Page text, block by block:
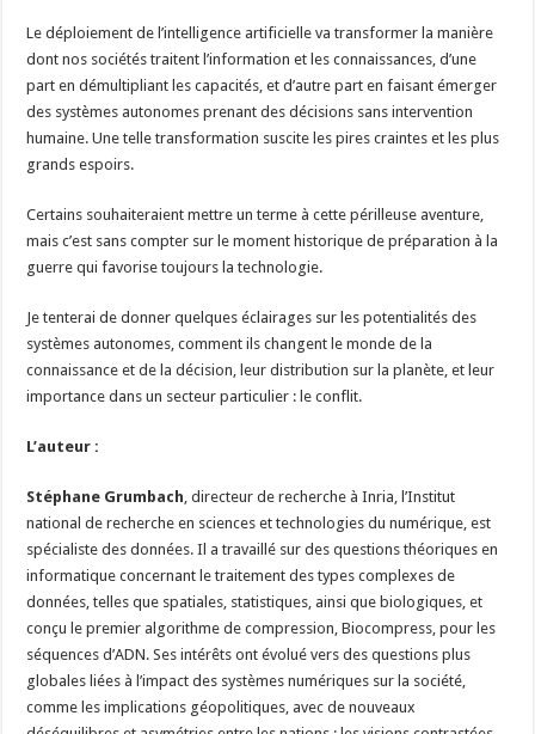
Le déploiement de l’intelligence artificielle va transformer la manière
dont nos sociétés traitent l’information et les connaissances, d’une
part en démultipliant les capacités, et d’autre part en faisant émerger
des systèmes autonomes prenant des décisions sans intervention
humaine. Une telle transformation suscite les pires craintes et les plus
grands espoirs.
Certains souhaiteraient mettre un terme à cette périlleuse aventure,
mais c’est sans compter sur le moment historique de préparation à la
guerre qui favorise toujours la technologie.
Je tenterai de donner quelques éclairages sur les potentialités des
systèmes autonomes, comment ils changent le monde de la
connaissance et de la décision, leur distribution sur la planète, et leur
importance dans un secteur particulier : le conflit.
L’auteur :
Stéphane Grumbach, directeur de recherche à Inria, l’Institut
national de recherche en sciences et technologies du numérique, est
spécialiste des données. Il a travaillé sur des questions théoriques en
informatique concernant le traitement des types complexes de
données, telles que spatiales, statistiques, ainsi que biologiques, et
conçu le premier algorithme de compression, Biocompress, pour les
séquences d’ADN. Ses intérêts ont évolué vers des questions plus
globales liées à l’impact des systèmes numériques sur la société,
comme les implications géopolitiques, avec de nouveaux